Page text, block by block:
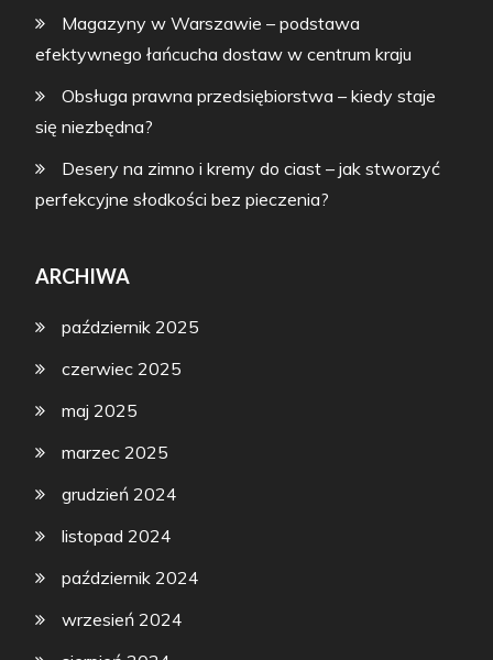
Magazyny w Warszawie – podstawa
efektywnego łańcucha dostaw w centrum kraju
Obsługa prawna przedsiębiorstwa – kiedy staje
się niezbędna?
Desery na zimno i kremy do ciast – jak stworzyć
perfekcyjne słodkości bez pieczenia?
ARCHIWA
październik 2025
czerwiec 2025
maj 2025
marzec 2025
grudzień 2024
listopad 2024
październik 2024
wrzesień 2024